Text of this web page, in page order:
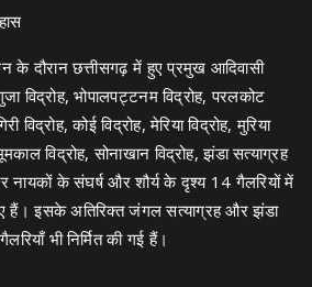
के दौरान छत्तीसगढ़ में हुए प्रमुख आदिवासी
विद्रोह, भोपालपट्टनम विद्रोह, परलकोट
विद्रोह, कोई विद्रोह, मेरिया विद्रोह, मुरिया
विद्रोह, सोनाखान विद्रोह, झंडा सत्याग्रह
के संघर्ष और शौर्य के दृश्य 14 गैलरियों में
हैं। इसके अतिरिक्त जंगल सत्याग्रह और झंडा
भी निर्मित की गई हैं।